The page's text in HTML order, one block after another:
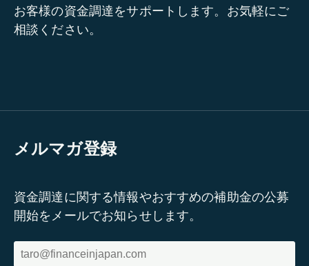
お客様の資金調達をサポートします。お気軽にご
相談ください。
メルマガ登録
資金調達に関する情報やおすすめの補助金の公募
開始をメールでお知らせします。